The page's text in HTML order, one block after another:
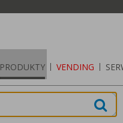
PRODUKTY | VENDING |